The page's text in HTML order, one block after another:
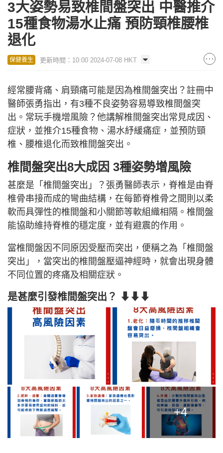
3大姿勢易致椎間盤突出 中醫推介
15種食物湯水止痛 預防頸椎腰椎
退化
保健養生 更新時間：10:00 2024-07-08 HKT
經常腰背痛、肩頸痛可能是因為椎間盤突出？註冊中
醫師張勇指出，有3種不良姿勢容易導致椎間盤突
出。常玩手機增風險？他講解椎間盤突出常見成因、
症狀，並推介15種食物、湯水紓緩痛症，並預防頸
椎、腰椎退化而致椎間盤突出。
椎間盤突出8大成因 3種姿勢增風險
甚麼是「椎間盤突出」？張勇醫師表示，脊椎是由脊
椎骨串接而成的彎曲結構，在每節脊椎骨之間則以柔
軟而具彈性的椎間盤和小關節等軟組織相隔。椎間盤
能協助維持脊椎的穩定度，並有避震的作用。
當椎間盤因不同原因受壓而突出，便稱之為「椎間盤
突出」，當突出的椎間盤壓逼神經時，就會出現身體
不同位置的疼痛及相關症狀。
是甚麼引發椎間盤突出？ ⬇⬇⬇
+4